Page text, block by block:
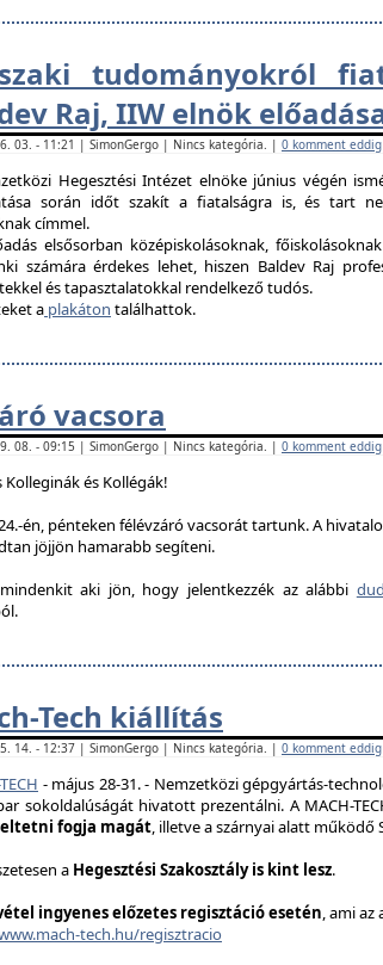
tudományokról
Raj, IIW elnök
03. - 11:21 | SimonGergo | Nincs kategória. | 0 komment eddig
Hegesztési Intézet elnöke június végén
során időt szakít a fiatalságra is, és tart
címmel.
elsősorban középiskolásoknak,
számára érdekes lehet, hiszen Baldev Raj
és tapasztalatokkal rendelkező tudós.
a plakáton találhattok.
vacsora
08. - 09:15 | SimonGergo | Nincs kategória. | 0 komment eddig
Kolleginák és Kollégák!
én, pénteken félévzáró vacsorát tartunk. A
jöjjön hamarabb segíteni.
aki jön, hogy jelentkezzék az alábbi
Tech kiállítás
14. - 12:37 | SimonGergo | Nincs kategória. | 0 komment eddig
- május 28-31.- Nemzetközi gépgyártás-
sokoldalúságát hivatott prezentálni. A MACH-
fogja magát, illetve a szárnyai alatt
a Hegesztési Szakosztály is kint lesz.
ingyenes előzetes regisztáció esetén, ami az
tech.hu/regisztracio